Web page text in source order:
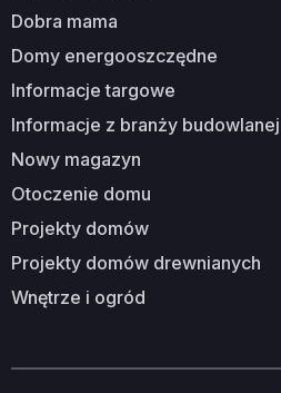
dobra mama
domy energooszczędne
informacje targowe
informacje z branży budowlanej
nowy magazyn
otoczenie domu
projekty domów
projekty domów drewnianych
wnętrze i ogród